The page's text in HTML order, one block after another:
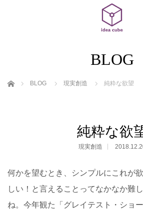
BLOG
ホーム BLOG 現実創造 純粋な欲望
純粋な欲
現実創造
何かを望むとき、シンプルにこれが
しい！と言えることってなかなか難
ね。今年観た「グレイテスト・ショ